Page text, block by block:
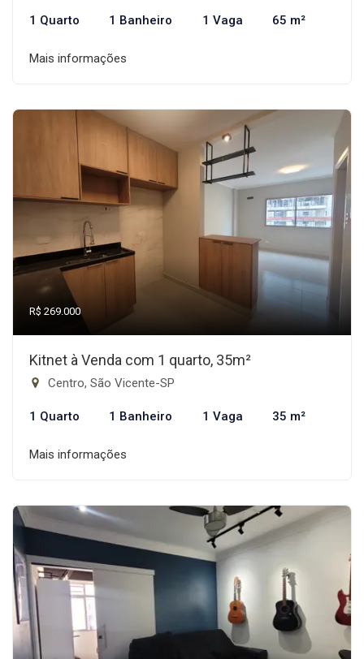
1 Quarto 1 Banheiro 1 Vaga 65 m²
Mais informações
R$ 269.000
Kitnet à Venda com 1 quarto, 35m²
Centro, São Vicente-SP
1 Quarto 1 Banheiro 1 Vaga 35 m²
Mais informações